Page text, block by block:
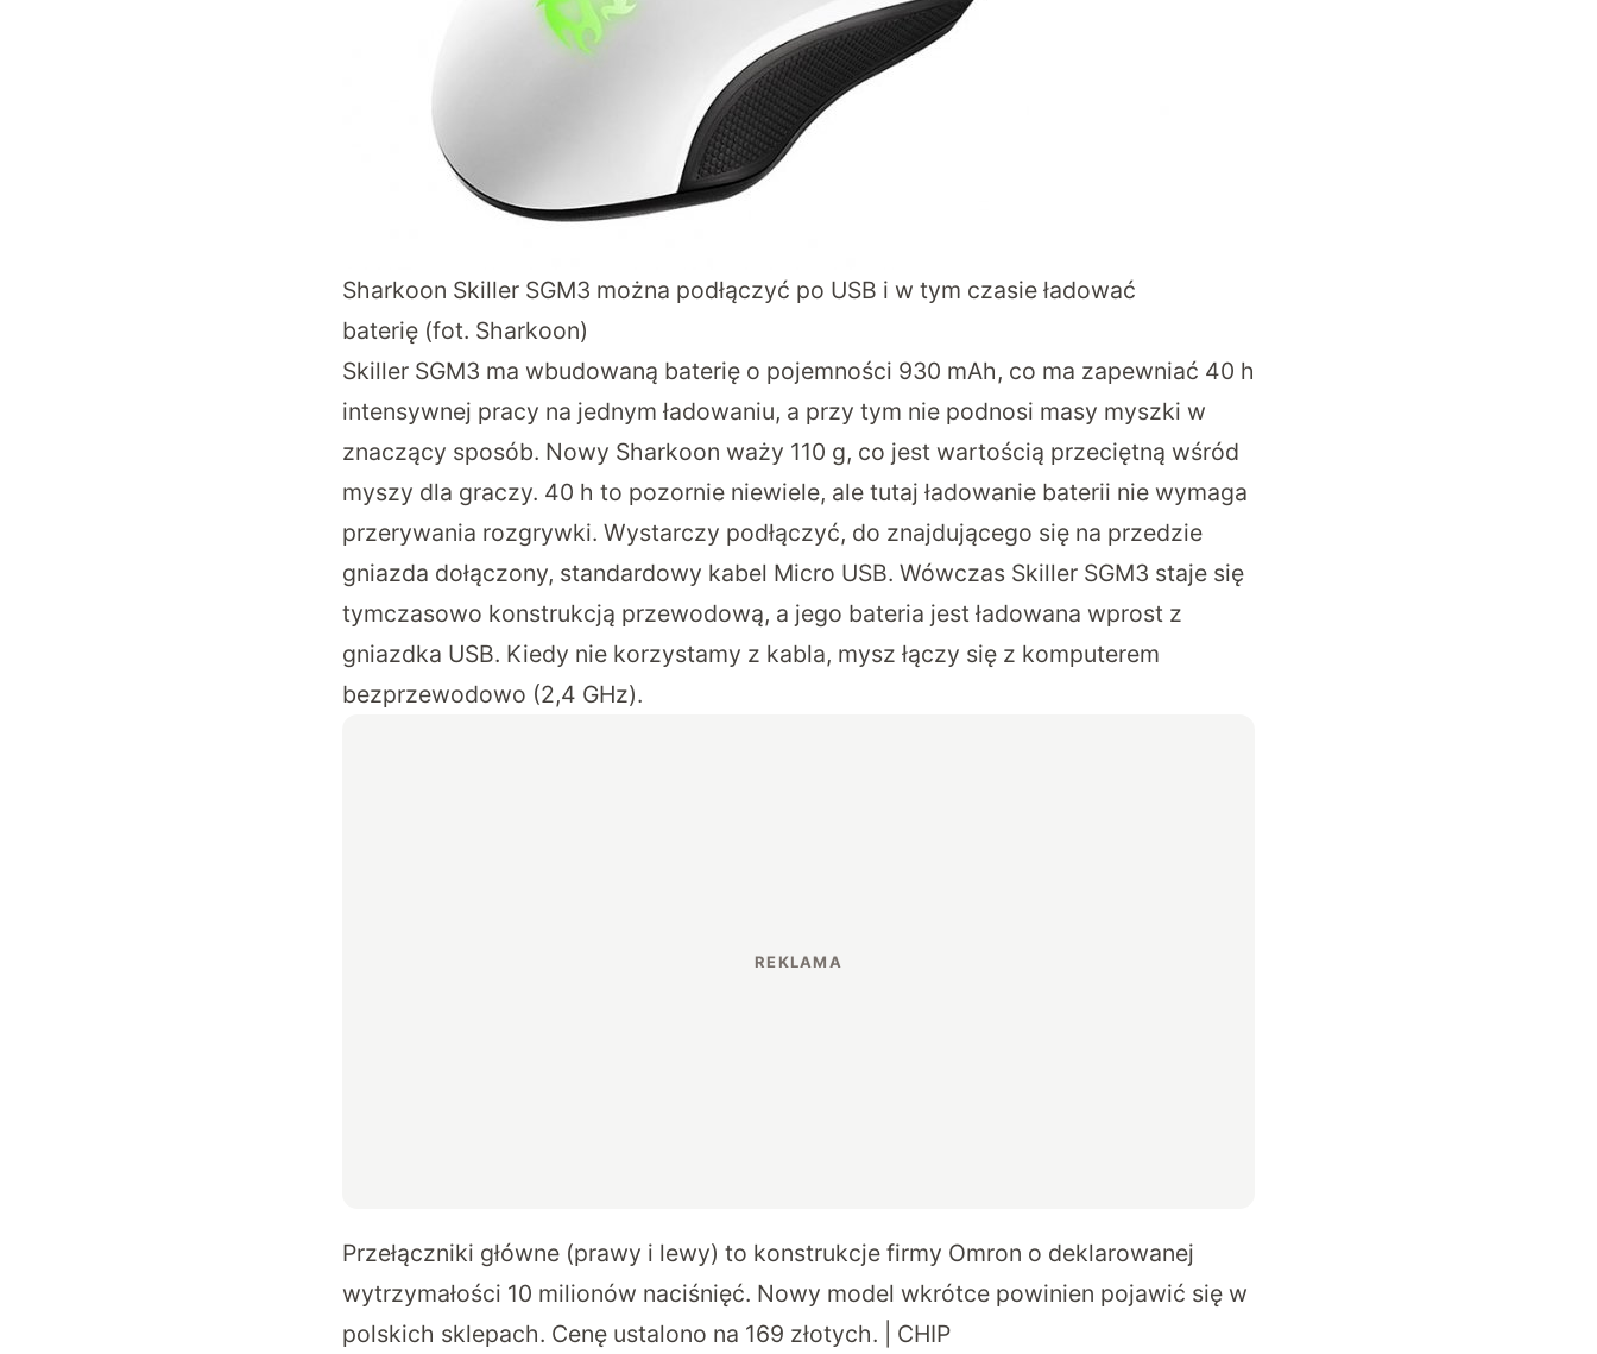
Sharkoon Skiller SGM3 można podłączyć po USB i w tym czasie ładować
baterię (fot. Sharkoon)
Skiller SGM3 ma wbudowaną baterię o pojemności 930 mAh, co ma zapewniać 40 h
intensywnej pracy na jednym ładowaniu, a przy tym nie podnosi masy myszki w
znaczący sposób. Nowy Sharkoon waży 110 g, co jest wartością przeciętną wśród
myszy dla graczy. 40 h to pozornie niewiele, ale tutaj ładowanie baterii nie wymaga
przerywania rozgrywki. Wystarczy podłączyć, do znajdującego się na przedzie
gniazda dołączony, standardowy kabel Micro USB. Wówczas Skiller SGM3 staje się
tymczasowo konstrukcją przewodową, a jego bateria jest ładowana wprost z
gniazdka USB. Kiedy nie korzystamy z kabla, mysz łączy się z komputerem
bezprzewodowo (2,4 GHz).
Przełączniki główne (prawy i lewy) to konstrukcje firmy Omron o deklarowanej
wytrzymałości 10 milionów naciśnięć. Nowy model wkrótce powinien pojawić się w
polskich sklepach. Cenę ustalono na 169 złotych. | CHIP